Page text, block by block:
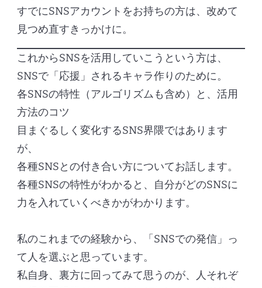
すでにSNSアカウントをお持ちの方は、改めて
見つめ直すきっかけに。
これからSNSを活用していこうという方は、
SNSで「応援」されるキャラ作りのために。
各SNSの特性（アルゴリズムも含め）と、活用
方法のコツ
目まぐるしく変化するSNS界隈ではあります
が、
各種SNSとの付き合い方についてお話します。
各種SNSの特性がわかると、自分がどのSNSに
力を入れていくべきかがわかります。
私のこれまでの経験から、「SNSでの発信」っ
て人を選ぶと思っています。
私自身、裏方に回ってみて思うのが、人それぞ